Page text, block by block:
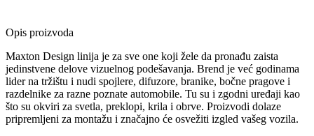
Opis proizvoda
Maxton Design linija je za sve one koji žele da pronađu zaista
jedinstvene delove vizuelnog podešavanja. Brend je već godinama
lider na tržištu i nudi spojlere, difuzore, branike, bočne pragove i
razdelnike za razne poznate automobile. Tu su i zgodni uređaji kao
što su okviri za svetla, preklopi, krila i obrve. Proizvodi dolaze
pripremljeni za montažu i značajno će osvežiti izgled vašeg vozila.